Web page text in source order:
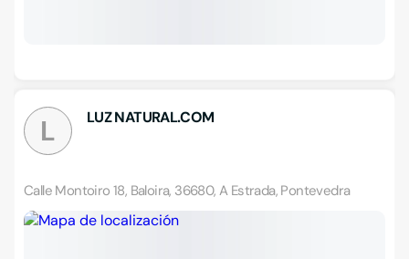
L LUZ NATURAL.COM
Calle Montoiro 18, Baloira, 36680, A Estrada, Pontevedra